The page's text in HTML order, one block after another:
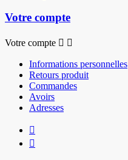
Votre compte
Votre compte  
Informations personnelles
Retours produit
Commandes
Avoirs
Adresses